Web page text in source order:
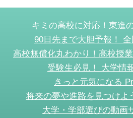
キミの高校に対応！東進
90日先まで大胆予報！
高校無償化丸わかり！高校授
受験生必見！ 大学情
きっと元気になる
将来の夢や進路を見つけよ
大学・学部選びの動画